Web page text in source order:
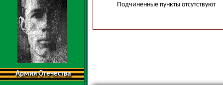
Армия Отечества
Подчиненные пункты отсутствуют